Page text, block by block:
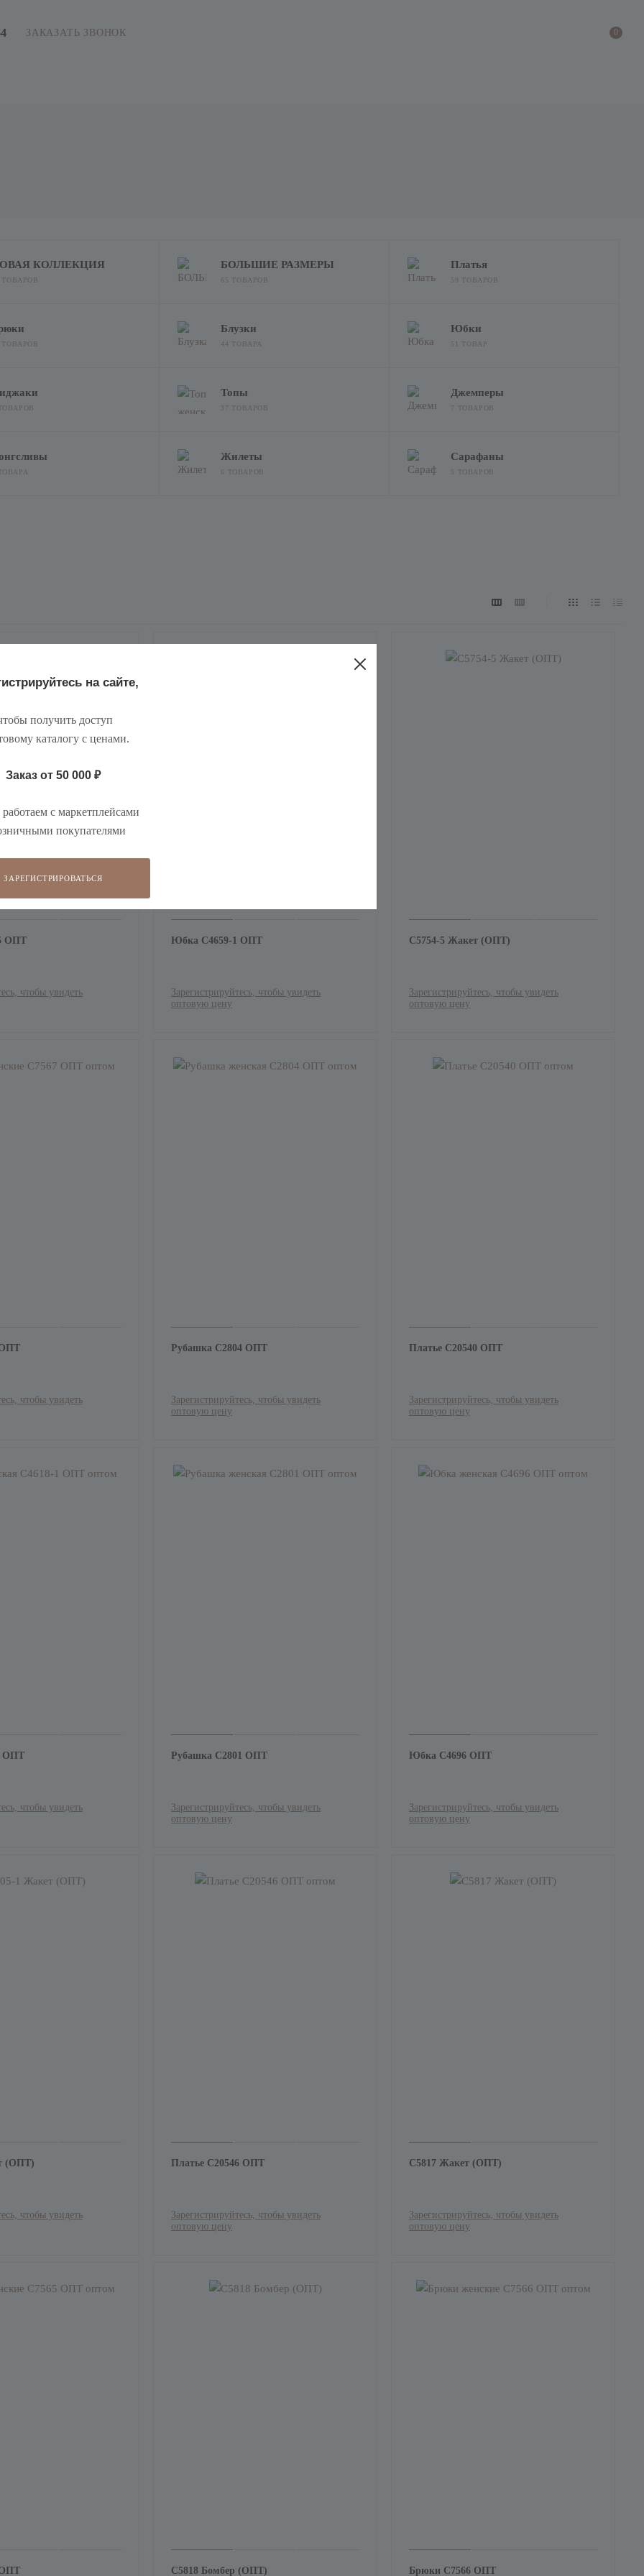
ЗАКАЗАТЬ ЗВОНОК 0
КОЛЛЕКЦИЯ
ТОВАРОВ
БОЛЬШИЕ РАЗМЕРЫ
65 ТОВАРОВ
Платья
59 ТОВАРОВ
ТОВАРОВ
Блузки
44 ТОВАРА
Юбки
51 ТОВАР
Топы
37 ТОВАРОВ
Джемперы
7 ТОВАРОВ
ТОВАРА
Жилеты
6 ТОВАРОВ
Сарафаны
5 ТОВАРОВ
ОПТ
чтобы увидеть
Юбка С4659-1 ОПТ
Зарегистрируйтесь, чтобы увидеть
оптовую цену
С5754-5 Жакет (ОПТ)
Зарегистрируйтесь, чтобы увидеть
оптовую цену
чтобы увидеть
Рубашка С2804 ОПТ
Зарегистрируйтесь, чтобы увидеть
оптовую цену
Платье С20540 ОПТ
Зарегистрируйтесь, чтобы увидеть
оптовую цену
ОПТ
чтобы увидеть
Рубашка С2801 ОПТ
Зарегистрируйтесь, чтобы увидеть
оптовую цену
Юбка С4696 ОПТ
Зарегистрируйтесь, чтобы увидеть
оптовую цену
(ОПТ)
чтобы увидеть
Платье С20546 ОПТ
Зарегистрируйтесь, чтобы увидеть
оптовую цену
С5817 Жакет (ОПТ)
Зарегистрируйтесь, чтобы увидеть
оптовую цену
С5818 Бомбер (ОПТ) Брюки С7566 ОПТ
на сайте,
получить доступ
каталогу с ценами.
Заказ от 50 000 ₽
работаем с маркетплейсами
покупателями
ЗАРЕГИСТРИРОВАТЬСЯ